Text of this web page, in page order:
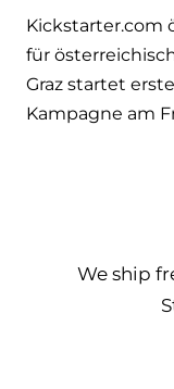
Kickstarter.com
für
Graz startet
Kampagne am
We ship